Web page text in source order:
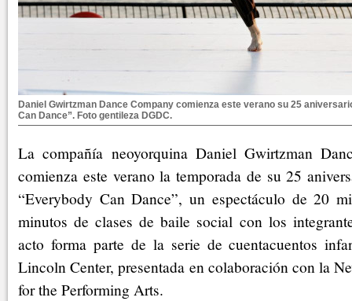
Daniel Gwirtzman Dance Company comienza este verano su 25
Can Dance”. Foto gentileza DGDC.
La compañía neoyorquina Daniel Gwirtzman
comienza este verano la temporada de su 25
“Everybody Can Dance”, un espectáculo de 20
minutos de clases de baile social con los
acto forma parte de la serie de cuentacuentos
Lincoln Center, presentada en colaboración con la
for the Performing Arts.